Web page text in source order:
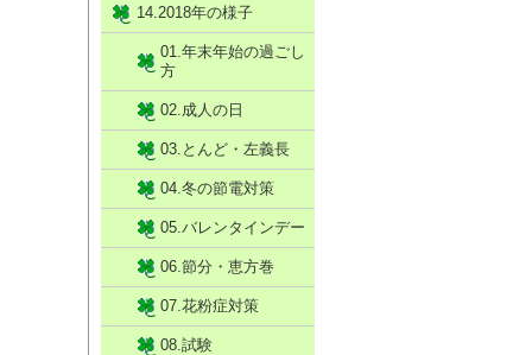
14.2018年の様子
01.年末年始の過ごし
方
02.成人の日
03.とんど・左義長
04.冬の節電対策
05.バレンタインデー
06.節分・恵方巻
07.花粉症対策
08.試験